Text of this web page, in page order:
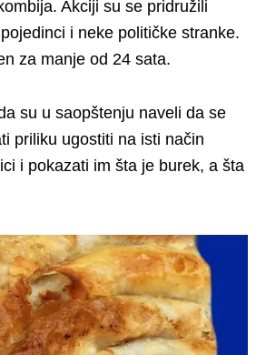
Akciji su se pridružili
i neke političke stranke.
za manje od 24 sata.
su u saopštenju naveli da se
priliku ugostiti na isti način
i pokazati im šta je burek, a šta